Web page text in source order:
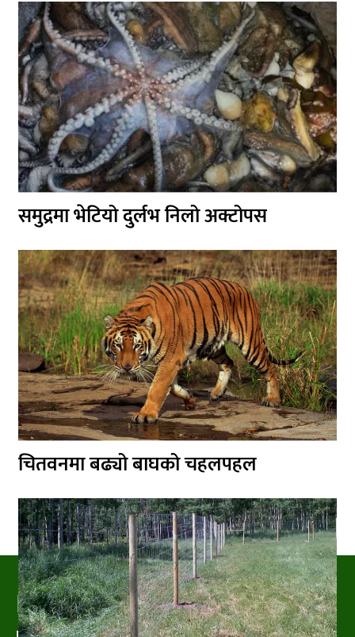
समुद्रमा भेटियो दुर्लभ निलो अक्टोपस
चितवनमा बढ्यो बाघको चहलपहल
PRAKRITIPRESS